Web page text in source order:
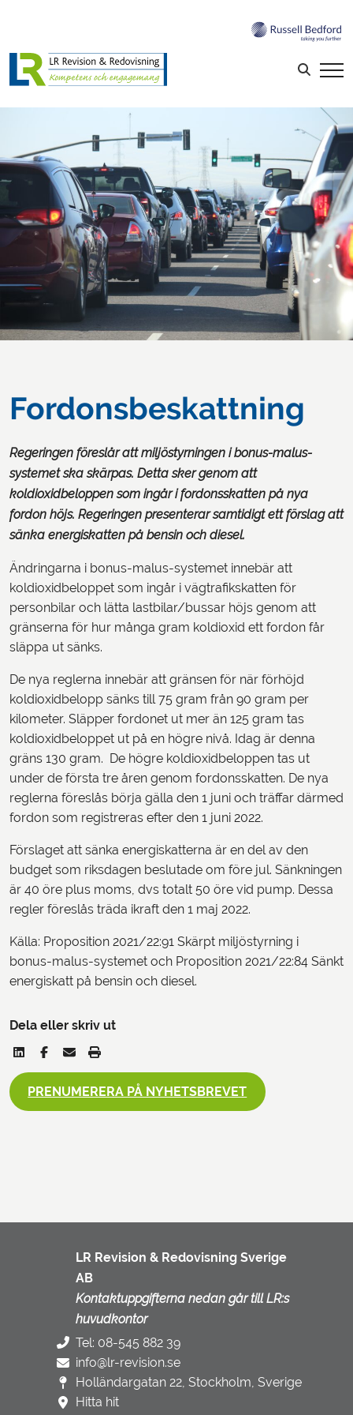
LOGGA IN Sök efter:
Fordonsbeskattning
Regeringen föreslår att miljöstyrningen i bonus-malus-
systemet ska skärpas. Detta sker genom att
koldioxidbeloppen som ingår i fordonsskatten på nya
fordon höjs. Regeringen presenterar samtidigt ett förslag att
sänka energiskatten på bensin och diesel.
Ändringarna i bonus-malus-systemet innebär att
koldioxidbeloppet som ingår i vägtrafikskatten för
personbilar och lätta lastbilar/bussar höjs genom att
gränserna för hur många gram koldioxid ett fordon får
släppa ut sänks.
De nya reglerna innebär att gränsen för när förhöjd
koldioxidbelopp sänks till 75 gram från 90 gram per
kilometer. Släpper fordonet ut mer än 125 gram tas
koldioxidbeloppet ut på en högre nivå. Idag är denna
gräns 130 gram. De högre koldioxidbeloppen tas ut
under de första tre åren genom fordonsskatten. De nya
reglerna föreslås börja gälla den 1 juni och träffar därmed
fordon som registreras efter den 1 juni 2022.
Förslaget att sänka energiskatterna är en del av den
budget som riksdagen beslutade om före jul. Sänkningen
är 40 öre plus moms, dvs totalt 50 öre vid pump. Dessa
regler föreslås träda ikraft den 1 maj 2022.
Källa: Proposition 2021/22:91 Skärpt miljöstyrning i
bonus-malus-systemet och Proposition 2021/22:84 Sänkt
energiskatt på bensin och diesel.
Dela eller skriv ut
PRENUMERERA PÅ NYHETSBREVET
LR Revision & Redovisning Sverige
AB
Kontaktuppgifterna nedan går till LR:s
huvudkontor
Tel: 08-545 882 39
info@lr-revision.se
Holländargatan 22, Stockholm, Sverige
Hitta hit